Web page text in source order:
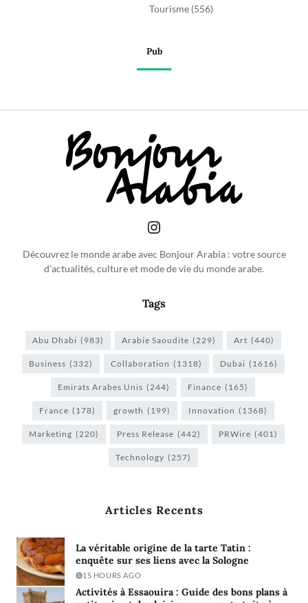
Tourisme (556)
Pub
Découvrez le monde arabe avec Bonjour Arabia : votre source
d'actualités, culture et mode de vie du monde arabe.
Tags
Abu Dhabi (983) Arabie Saoudite (229) Art (440)
Business (332) Collaboration (1318) Dubai (1616)
Emirats Arabes Unis (244) Finance (165)
France (178) growth (199) Innovation (1368)
Marketing (220) Press Release (442) PRWire (401)
Technology (257)
Articles Recents
La véritable origine de la tarte Tatin :
enquête sur ses liens avec la Sologne
15 HOURS AGO
Activités à Essaouira : Guide des bons plans à